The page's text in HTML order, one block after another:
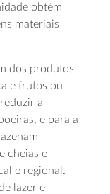
obtém
materiais
dos produtos
e frutos ou
a
e para a
cheias e
e regional.
lazer e